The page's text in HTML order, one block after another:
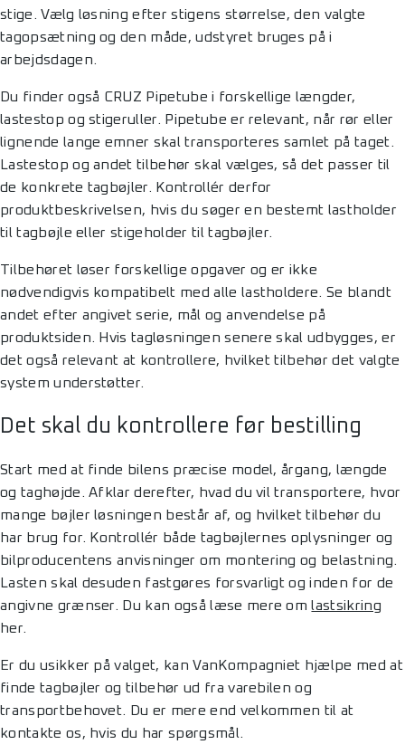
stige. Vælg løsning efter stigens størrelse, den valgte
tagopsætning og den måde, udstyret bruges på i
arbejdsdagen.
Du finder også CRUZ Pipetube i forskellige længder,
lastestop og stigeruller. Pipetube er relevant, når rør eller
lignende lange emner skal transporteres samlet på taget.
Lastestop og andet tilbehør skal vælges, så det passer til
de konkrete tagbøjler. Kontrollér derfor
produktbeskrivelsen, hvis du søger en bestemt lastholder
til tagbøjle eller stigeholder til tagbøjler.
Tilbehøret løser forskellige opgaver og er ikke
nødvendigvis kompatibelt med alle lastholdere. Se blandt
andet efter angivet serie, mål og anvendelse på
produktsiden. Hvis tagløsningen senere skal udbygges, er
det også relevant at kontrollere, hvilket tilbehør det valgte
system understøtter.
Det skal du kontrollere før bestilling
Start med at finde bilens præcise model, årgang, længde
og taghøjde. Afklar derefter, hvad du vil transportere, hvor
mange bøjler løsningen består af, og hvilket tilbehør du
har brug for. Kontrollér både tagbøjlernes oplysninger og
bilproducentens anvisninger om montering og belastning.
Lasten skal desuden fastgøres forsvarligt og inden for de
angivne grænser. Du kan også læse mere omlastsikring
her.
Er du usikker på valget, kan VanKompagniet hjælpe med at
finde tagbøjler og tilbehør ud fra varebilen og
transportbehovet. Du er mere end velkommen til at
kontakte os, hvis du har spørgsmål.